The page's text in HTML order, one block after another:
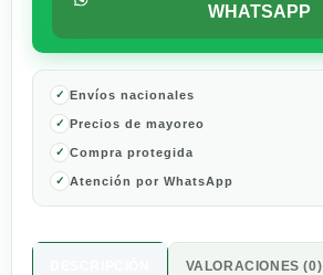
WHATSAPP
Envíos nacionales
Precios de mayoreo
Compra protegida
Atención por WhatsApp
VALORACIONES (0)